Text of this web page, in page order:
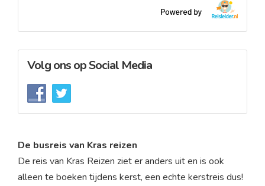
Volg ons op Social Media
De busreis van Kras reizen
De reis van Kras Reizen ziet er anders uit en is ook
alleen te boeken tijdens kerst, een echte kerstreis dus!